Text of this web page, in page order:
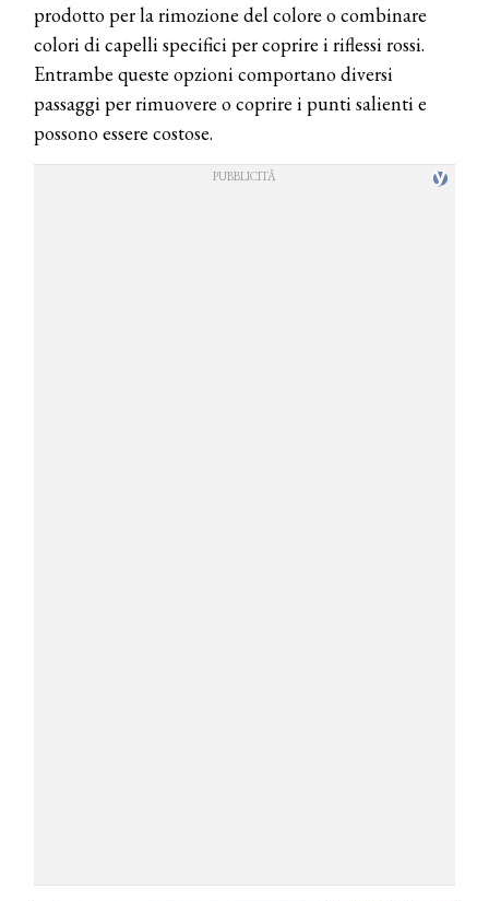
prodotto per la rimozione del colore o combinare
colori di capelli specifici per coprire i riflessi rossi.
Entrambe queste opzioni comportano diversi
passaggi per rimuovere o coprire i punti salienti e
possono essere costose.